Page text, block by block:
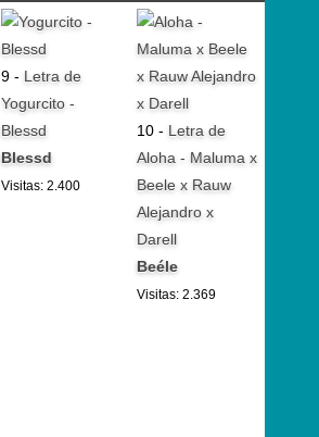
9 - Letra de
Yogurcito -
Blessd
Blessd
Visitas: 2.400
10 - Letra de
Aloha - Maluma x
Beele x Rauw
Alejandro x
Darell
Beéle
Visitas: 2.369